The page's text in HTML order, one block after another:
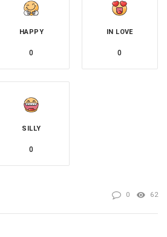
HAPPY
0
IN LOVE
0
SILLY
0
0 62